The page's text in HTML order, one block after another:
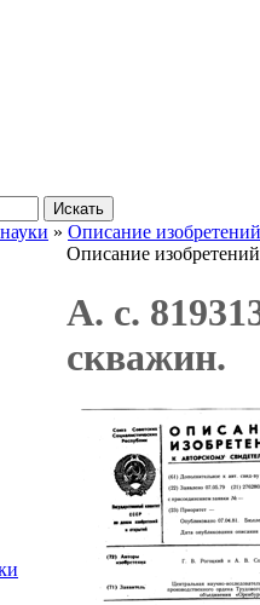
Искать
» Описание
Описание
А. с.
скважин.